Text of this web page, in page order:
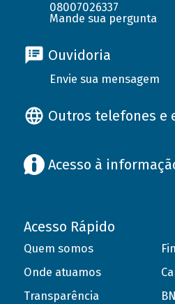
08007026337
Mande sua pergunta
Ouvidoria
Envie sua mensagem
Outros telefones e
Acesso à
Acesso Rápido
Quem somos
Onde atuamos
Transparência